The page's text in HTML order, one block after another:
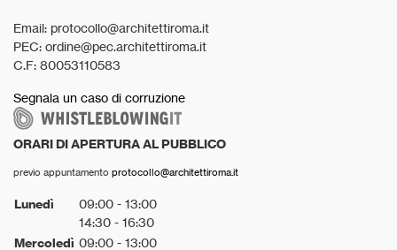
Email: protocollo@architettiroma.it
PEC: ordine@pec.architettiroma.it
C.F: 80053110583
Segnala un caso di corruzione
ORARI DI APERTURA AL PUBBLICO
previo appuntamento protocollo@architettiroma.it
Lunedì
09:00 - 13:00
14:30 - 16:30
Mercoledì 09:00 - 13:00